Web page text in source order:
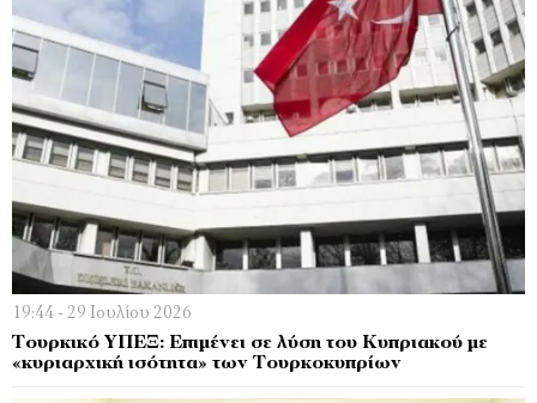
19:44 - 29 Ιουλίου 2026
Τουρκικό ΥΠΕΞ: Επιμένει σε λύση του Κυπριακού με
«κυριαρχική ισότητα» των Τουρκοκυπρίων